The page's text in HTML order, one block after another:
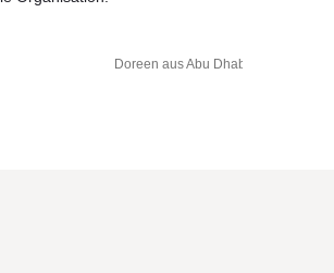
Doreen aus Abu Dhabi